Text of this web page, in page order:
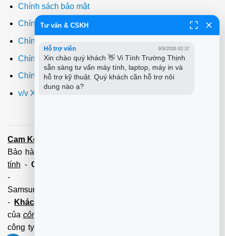
Chính sách bảo mật
Chính sách thanh toán
Chính sách giao hàng
Chính sách đổi trả
Chính sách bảo hành
v/v Xuất hóa đơn đỏ VAT
Cam Kết:
Bảo hành tận tâm - Xuất hóa đơn đỏ đầy đủ
tính - Cài Win Tận Nơi
-
Samsung,Brother,Xeroc,Panasonic): 100 - 180,000 vnđ
-
Khách hàng lưu ý:
của công ty PCI.
công ty không liên hệ và làm việc với cá nhân đảm bảo
Tư vấn & CSKH
Hỗ trợ viên 9/8/2026 02:37
Xin chào quý khách 👋 Vi Tính Trường Thịnh
sẵn sàng tư vấn máy tính, laptop, máy in và
hỗ trợ kỹ thuật. Quý khách cần hỗ trợ nội
dung nào ạ?